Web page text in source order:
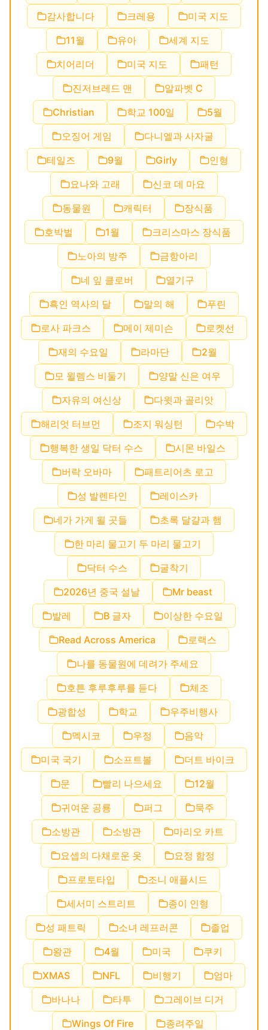
감사합니다 크레용
미국 지도
11월
유아
세계 지도
치어리더
미국 지도
패턴
진저브레드 맨
알파벳 C
Christian
학교 100일
5월
오징어 게임
다니엘과 사자굴
테일즈
9월 Girly
인형
요나와 고래
신코 데 마요
동물원
캐릭터
장식품
호박벌
1월
크리스마스 장식품
노아의 방주
금항아리
네 잎 클로버
열기구
흑인 역사의 달
말의 해
푸린
로사 파크스
메이 제미슨
로켓선
재의 수요일
라마단
2월
모 윌렘스 비둘기
양말 신은 여우
자유의 여신상
다윗과 골리앗
해리엇 터브먼
조지 워싱턴
수박
행복한 생일 닥터 수스
시몬 바일스
버락 오바마
패트리어츠 로고
성 발렌타인
레이스카
네가 가게 될 곳들
초록 달걀과 햄
한 마리 물고기 두 마리 물고기
닥터 수스
굴착기
2026년 중국 설날
Mr beast
발레
B 글자
이상한 수요일
Read Across America
로랙스
나를 동물원에 데려가 주세요
호튼 후루후루를 듣다
체조
광합성
학교
우주비행사
멕시코
우정
음악
미국 국기
소프트볼
더트 바이크
문
빨리 나으세요
12월
귀여운 공룡
퍼그
묵주
소방관
소방관
마리오 카트
요셉의 다채로운 옷
요정 함정
프로토타입
조니 애플시드
세서미 스트리트
종이 인형
성 패트릭
소녀 레프러콘
졸업
왕관
4월 미국
쿠키
XMAS
NFL 비행기
엄마
바나나
타투
그레이브 디거
Wings Of Fire
종려주일